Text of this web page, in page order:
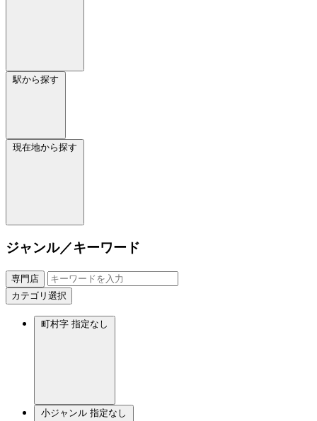
駅から探す
現在地から探す
ジャンル／キーワード
専門店
カテゴリ選択
町村字 指定なし
小ジャンル 指定なし